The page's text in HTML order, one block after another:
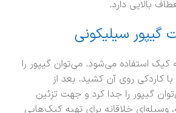
بالایی دارد.
سیلیکونی
کیک استفاده می‌شود. می‌توان گیپور را
با کاردکی روی آن کشید. بعد از
گیپور را جدا کرد و جهت تزئین
وسیله‌ای خلاقانه برای تهیه کیک‌هایی